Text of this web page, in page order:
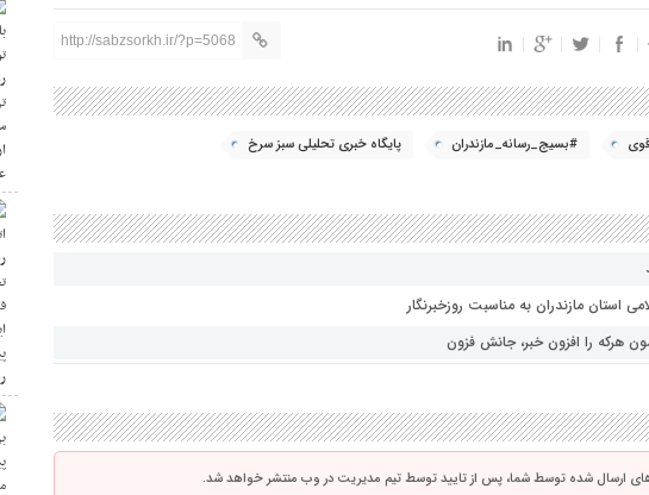
http://sabzsorkh.ir/?p=5068
#بسیج_رسانه_مازندران
پایگاه خبری تحلیلی سبز سرخ
استان مازندران به مناسبت روزخبرنگار
هرکه را افزون خبر، جانش فزون
ارسال شده توسط شما، پس از تایید توسط تیم مدیریت در وب منتشر خواهد شد.